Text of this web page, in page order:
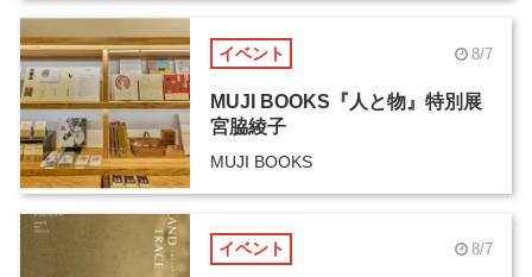
イベント 8/7
MUJI BOOKS『人と物』特別展
宮脇綾子
MUJI BOOKS
イベント 8/7